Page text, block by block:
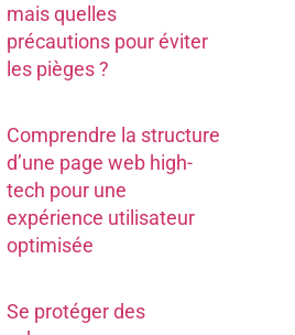
mais quelles
précautions pour éviter
les pièges ?
Comprendre la structure
d’une page web high-
tech pour une
expérience utilisateur
optimisée
Se protéger des